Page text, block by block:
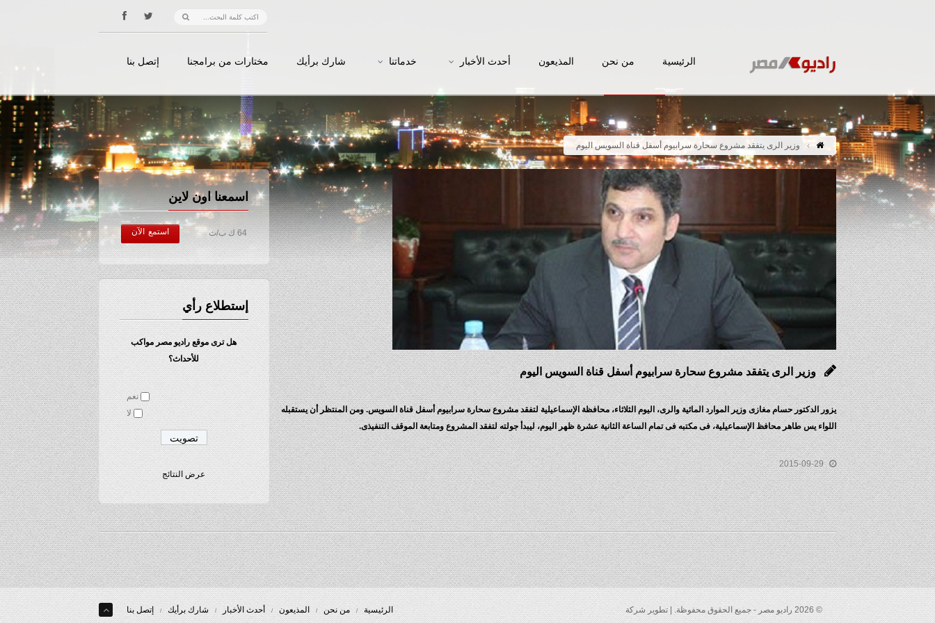
الرئيسية من نحن المذيعون أحدث الأخبار خدماتنا شارك برأيك مختارات من برامجنا إتصل بنا
وزير الرى يتفقد مشروع سحارة سرابيوم أسفل قناة السويس اليوم
اسمعنا اون لاين
64 ك ب/ث استمع الآن
إستطلاع رأي
هل ترى موقع راديو مصر مواكب
للأحداث؟
نعم
لا
عرض النتائج
وزير الرى يتفقد مشروع سحارة سرابيوم أسفل قناة السويس اليوم
يزور الدكتور حسام مغازى وزير الموارد المائية والرى، اليوم الثلاثاء، محافظة الإسماعيلية لتفقد مشروع سحارة سرابيوم أسفل قناة السويس. ومن المنتظر أن يستقبله
اللواء يس طاهر محافظ الإسماعيلية، فى مكتبه فى تمام الساعة الثانية عشرة ظهر اليوم، ليبدأ جولته لتفقد المشروع ومتابعة الموقف التنفيذى.
2015-09-29
© 2026 راديو مصر - جميع الحقوق محفوظة. | تطوير شركة الرئيسية من نحن المذيعون أحدث الأخبار شارك برأيك إتصل بنا